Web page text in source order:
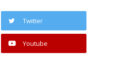
Twitter
Youtube